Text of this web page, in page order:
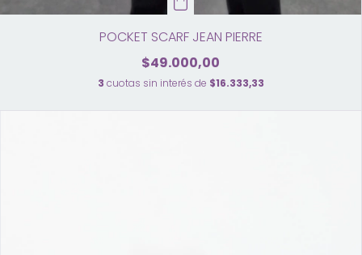
POCKET SCARF JEAN PIERRE
$49.000,00
3 cuotas sin interés de $16.333,33